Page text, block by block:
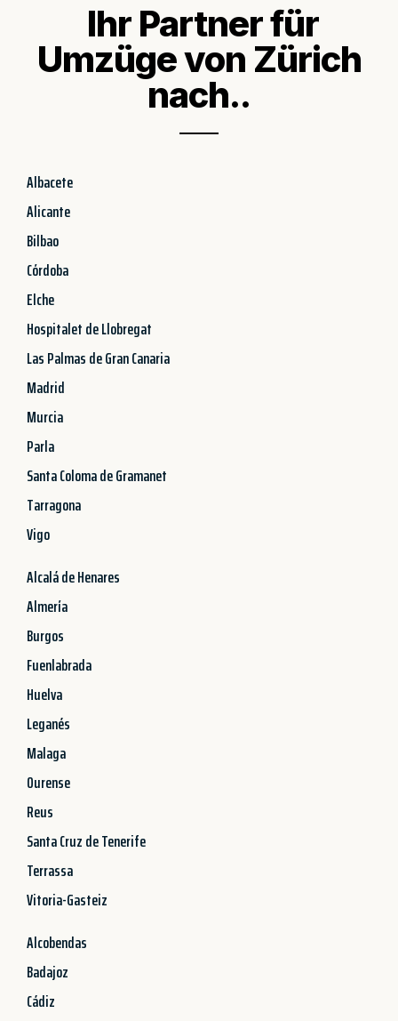
Ihr Partner für
Umzüge von Zürich
nach..
Albacete
Alicante
Bilbao
Córdoba
Elche
Hospitalet de Llobregat
Las Palmas de Gran Canaria
Madrid
Murcia
Parla
Santa Coloma de Gramanet
Tarragona
Vigo
Alcalá de Henares
Almería
Burgos
Fuenlabrada
Huelva
Leganés
Malaga
Ourense
Reus
Santa Cruz de Tenerife
Terrassa
Vitoria-Gasteiz
Alcobendas
Badajoz
Cádiz